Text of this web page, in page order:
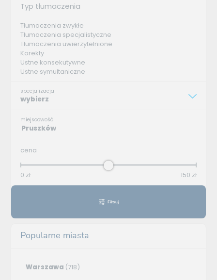
Typ tłumaczenia
Tłumaczenia zwykłe
Tłumaczenia specjalistyczne
Tłumaczenia uwierzytelnione
Korekty
Ustne konsekutywne
Ustne symultaniczne
specjalizacja
wybierz
miejscowość
cena
0 zł 150 zł
Filtruj
Popularne miasta
Warszawa (718)